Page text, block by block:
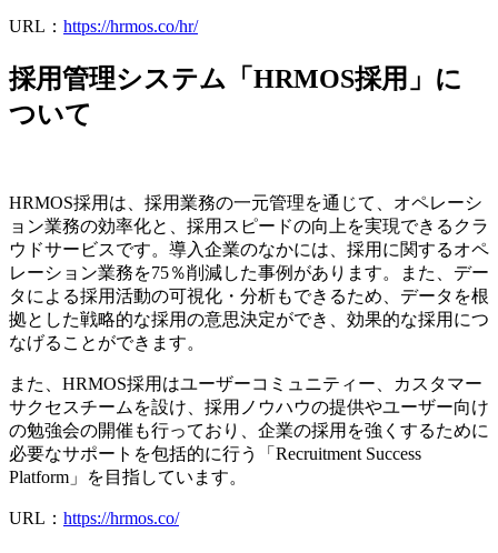
URL： https://hrmos.co/hr/
採用管理システム「HRMOS採用」に
ついて
HRMOS採用は、採用業務の一元管理を通じて、オペレーシ
ョン業務の効率化と、採用スピードの向上を実現できるクラ
ウドサービスです。導入企業のなかには、採用に関するオペ
レーション業務を75％削減した事例があります。また、デー
タによる採用活動の可視化・分析もできるため、データを根
拠とした戦略的な採用の意思決定ができ、効果的な採用につ
なげることができます。
また、HRMOS採用はユーザーコミュニティー、カスタマー
サクセスチームを設け、採用ノウハウの提供やユーザー向け
の勉強会の開催も行っており、企業の採用を強くするために
必要なサポートを包括的に行う「Recruitment Success
Platform」を目指しています。
URL： https://hrmos.co/